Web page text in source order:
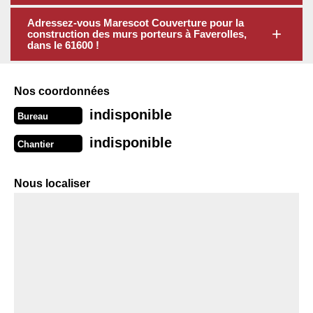
Adressez-vous Marescot Couverture pour la
construction des murs porteurs à Faverolles,
dans le 61600 !
Nos coordonnées
Bureau indisponible
Chantier indisponible
Nous localiser